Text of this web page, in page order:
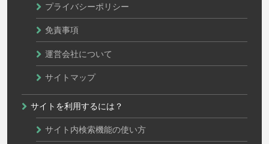
プライバシーポリシー
免責事項
運営会社について
サイトマップ
サイトを利用するには？
サイト内検索機能の使い方